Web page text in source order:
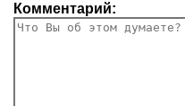
Комментарий: